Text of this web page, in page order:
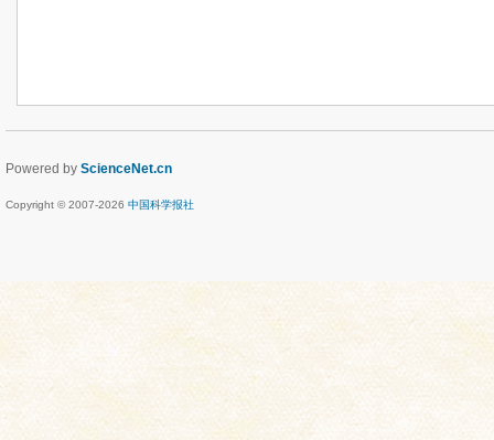
Powered by ScienceNet.cn
Copyright © 2007-2026 中国科学报社